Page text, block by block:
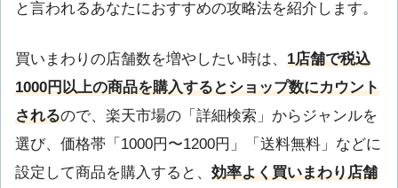
と言われるあなたにおすすめの攻略法を紹介します。
買いまわりの店舗数を増やしたい時は、 1店舗で税込
1000円以上の商品を購入するとショップ数にカウント
されるので、楽天市場の「詳細検索」からジャンルを
選び、価格帯「1000円〜1200円」「送料無料」などに
設定して商品を購入すると、 効率よく買いまわり店舗